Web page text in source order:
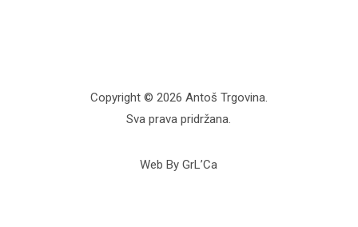
Copyright © 2026 Antoš Trgovina.
Sva prava pridržana.
Web By GrL’Ca